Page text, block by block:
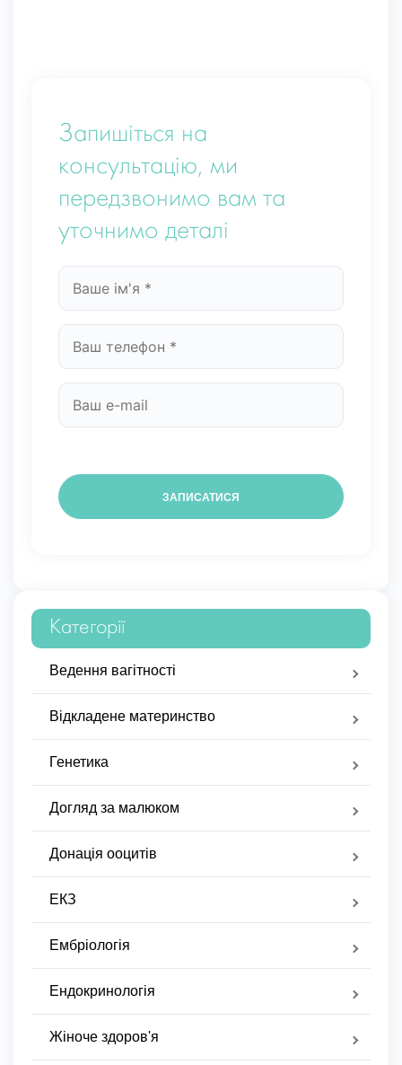
Запишіться на
консультацію, ми
передзвонимо вам та
уточнимо деталі
Категорії
Ведення вагітності
Відкладене материнство
Генетика
Догляд за малюком
Донація ооцитів
ЕКЗ
Ембріологія
Ендокринологія
Жіноче здоров'я